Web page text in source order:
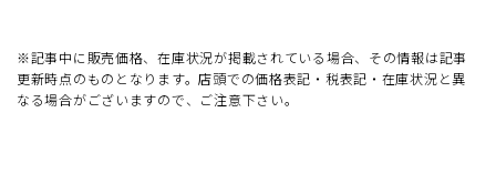
※記事中に販売価格、在庫状況が掲載されている場合、その情報は記事
更新時点のものとなります。店頭での価格表記・税表記・在庫状況と異
なる場合がございますので、ご注意下さい。